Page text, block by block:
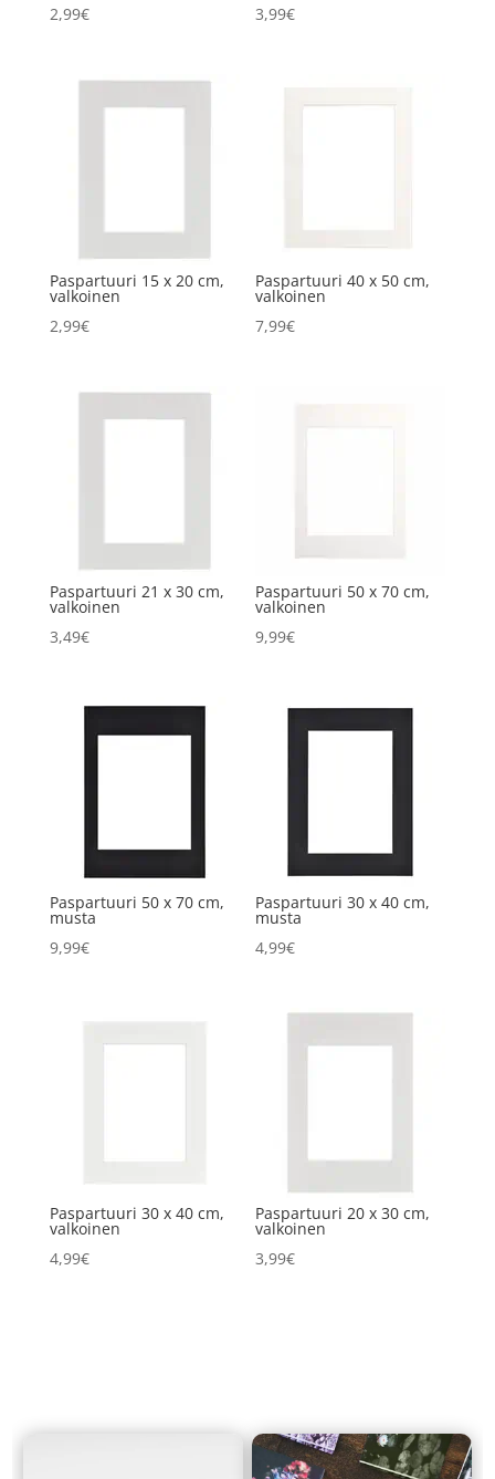
2,99€ 3,99€
Paspartuuri 15 x 20 cm,
valkoinen
2,99€
Paspartuuri 40 x 50 cm,
valkoinen
7,99€
Paspartuuri 21 x 30 cm,
valkoinen
3,49€
Paspartuuri 50 x 70 cm,
valkoinen
9,99€
Paspartuuri 50 x 70 cm,
musta
9,99€
Paspartuuri 30 x 40 cm,
musta
4,99€
Paspartuuri 30 x 40 cm,
valkoinen
4,99€
Paspartuuri 20 x 30 cm,
valkoinen
3,99€